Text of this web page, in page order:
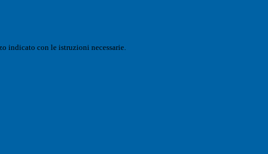
indicato con le istruzioni necessarie.